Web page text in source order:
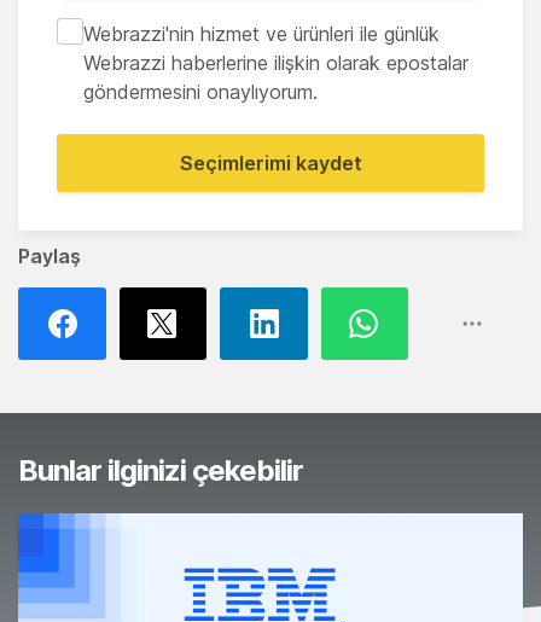
Paylaş
Webrazzi'nin hizmet ve ürünleri ile günlük
Webrazzi haberlerine ilişkin olarak epostalar
göndermesini onaylıyorum.
Seçimlerimi kaydet
Bunlar ilginizi çekebilir